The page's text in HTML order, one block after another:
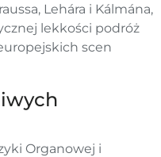
Lehára i Kálmána,
lekkości podróż
scen
Organowej i